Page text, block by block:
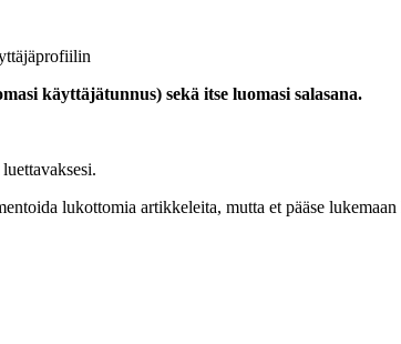
käyttäjätunnus) sekä itse luomasi salasana.
lukottomia artikkeleita, mutta et pääse